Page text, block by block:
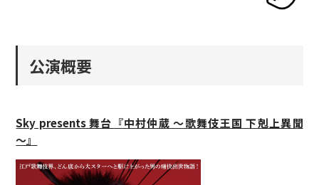
公演概要
Sky presents 舞台『中村仲蔵 ～歌舞伎王国 下剋上異聞
～』